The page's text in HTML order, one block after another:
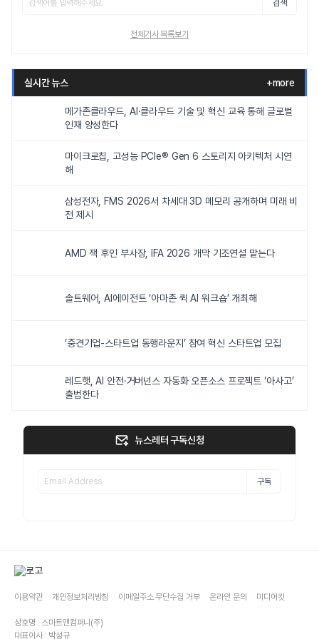
검색
전체기사 목록보기
실시간 뉴스 +more
메가존클라우드, AI·클라우드 기술 및 혁신 교육 통해 글로벌
인재 양성한다
마이크로칩, 고성능 PCIe® Gen 6 스토리지 아키텍처 시연
해
삼성전자, FMS 2026서 차세대 3D 메모리 공개하며 미래 비
전 제시
AMD 잭 후인 부사장, IFA 2026 개막 기조연설 맡는다
솔트웨어, AI에이전트 ‘아마존 퀵 AI 워크숍’ 개최해
‘중견기업-스타트업 동행라운지’ 참여 혁신 스타트업 모집
레드햇, AI 안전·거버넌스 자동화 오픈소스 프로젝트 ‘아사고’
출범한다
뉴스레터 구독신청
구독
이용약관 개인정보처리방침 이메일주소 무단수집 거부 온라인 문의 미디어킷
상호명 : 스마트앤컴퍼니(주)
대표이사 : 박성규